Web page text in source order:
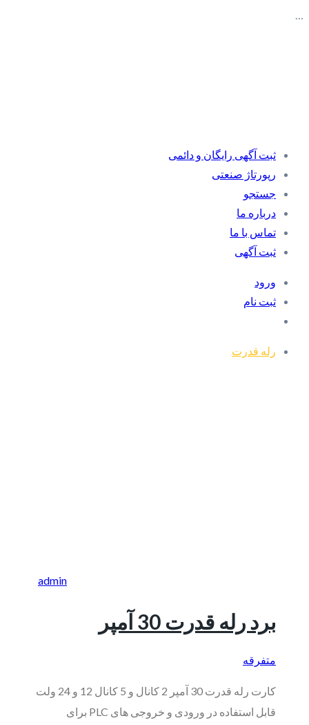
…
ثبت آگهی رایگان و دائمی
رپورتاژ صنعتی
جستجو
درباره ما
تماس با ما
ثبت آگهی
ورود
ثبت نام
رله قدرت
admin
برد رله قدرت 30 آمپر
متفرقه
کارت رله قدرت 30 آمپر 2 کانال و 5 کانال 12 و 24 ولت
قابل استفاده در ورودی و خروجی های PLC برای